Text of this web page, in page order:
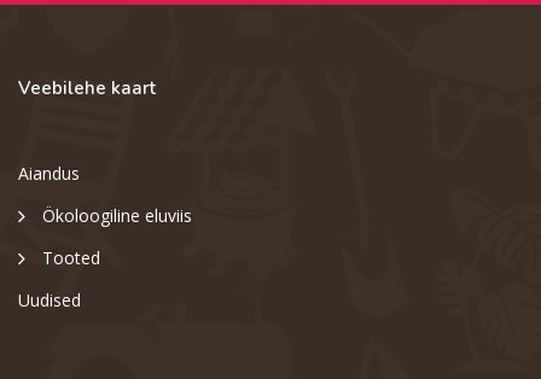
Veebilehe kaart
Aiandus
Ökoloogiline eluviis
Tooted
Uudised